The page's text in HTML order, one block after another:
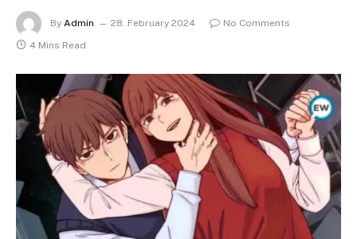
By Admin 28. February 2024
No Comments
4 Mins Read